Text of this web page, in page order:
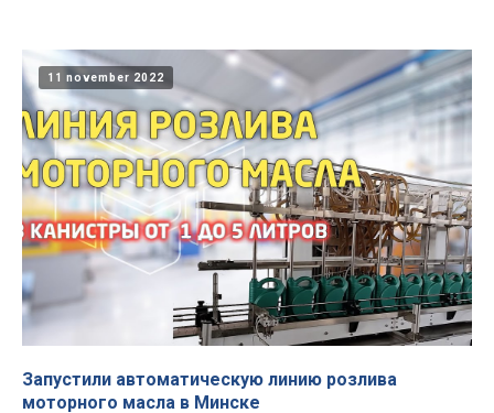
11 november 2022
Запустили автоматическую линию розлива
моторного масла в Минске